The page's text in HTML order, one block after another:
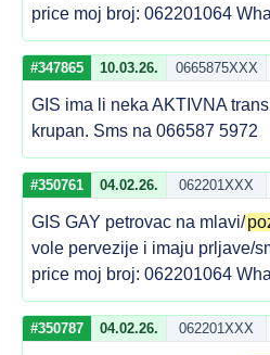
price moj broj: 062201064
#347865 10.03.26. 0665875XXX
GIS ima li neka AKTIVNA
krupan. Sms na 066587 5972
#350761 04.02.26. 062201XXX
GIS GAY petrovac na mlavi/
vole pervezije i imaju prljave/
price moj broj: 062201064
#350787 04.02.26. 062201XXX